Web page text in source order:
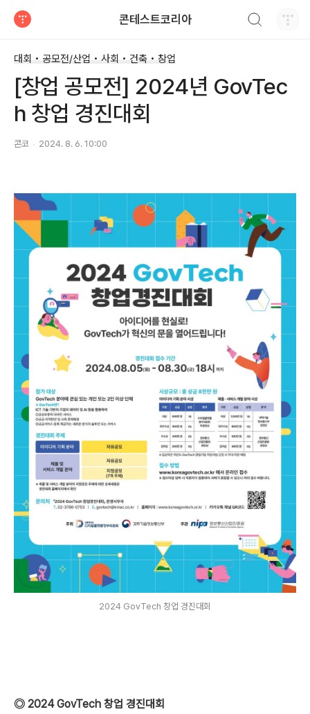
콘테스트코리아
대회 • 공모전/산업 • 사회 • 건축 • 창업
[창업 공모전] 2024년 GovTec
h 창업 경진대회
콘코 2024. 8. 6. 10:00
2024 GovTech 창업 경진대회
◎ 2024 GovTech 창업 경진대회